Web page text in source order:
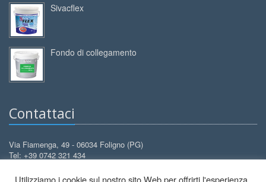
Sivacflex
Fondo di collegamento
Contattaci
Via Fiamenga, 49 - 06034 Foligno (PG)
Tel: +39 0742 321 434
Utilizziamo i cookie sul nostro sito Web per offrirti l'esperienza